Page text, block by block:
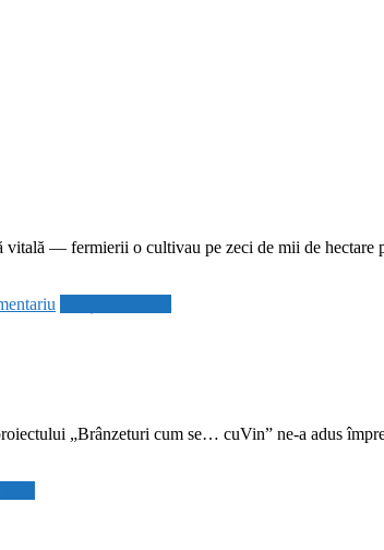
— fermierii o cultivau pe zeci de mii de
„Brânzeturi cum se… cuVin” ne-a adus